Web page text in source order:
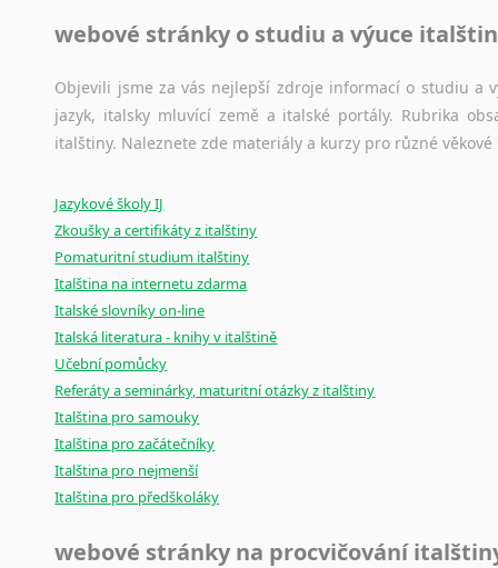
Jazykový korpus je elektronický soubor autentických
původního zdroje textu.
Ostatní pomůcky pro překladatele
poradny a pravidla
webové stránky o studiu a výuce
Objevili jsme za vás nejlepší zdroje informací o studiu a
jazyk, italsky mluvící země a italské portály. Rubrika
italštiny. Naleznete zde materiály a kurzy pro různé věkové
Jazykové školy IJ
Zkoušky a certifikáty z italštiny
Pomaturitní studium italštiny
Italština na internetu zdarma
Italské slovníky on-line
Italská literatura - knihy v italštině
Učební pomůcky
Referáty a seminárky, maturitní otázky z italštiny
Italština pro samouky
Italština pro začátečníky
Italština pro nejmenší
Italština pro předškoláky
webové stránky na procvičování